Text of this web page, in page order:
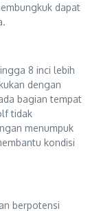
dapat
8 inci lebih
dengan
bagian tempat
tidak
menumpuk
kondisi
berpotensi